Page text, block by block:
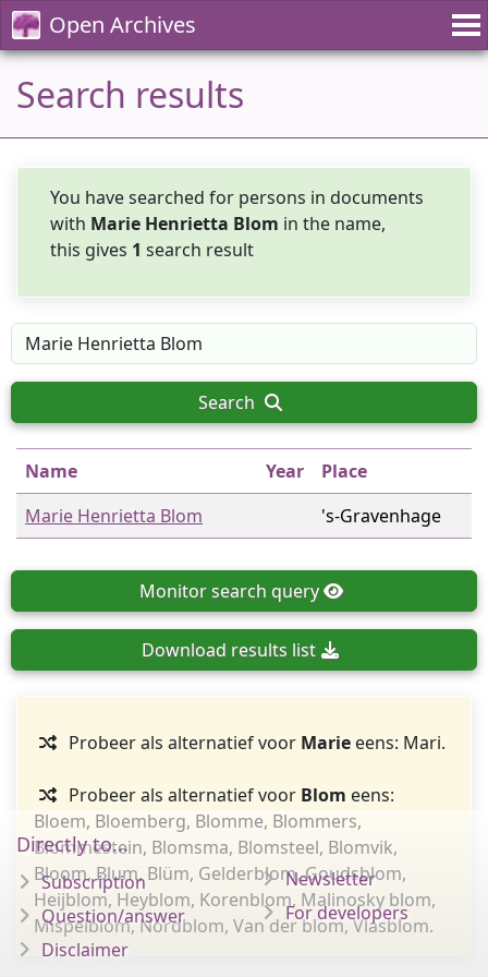
Open Archives
Search results
You have searched for persons in documents
with Marie Henrietta Blom in the name,
this gives 1 search result
Search
Name Year
Place
Marie Henrietta Blom
's-Gravenhage
Monitorsearch query
Download results list
Probeer als alternatief voor Marieeens: Mari.
Probeer als alternatief voor Blom eens:
Bloem, Bloemberg, Blomme, Blommers,
Blommestein, Blomsma, Blomsteel, Blomvik,
Bloom, Blum, Blüm, Gelderblom, Goudsblom,
Heijblom, Heyblom, Korenblom, Malinosky blom,
Mispelblom, Nordblom, Van der blom, Vlasblom.
Directly to...
Subscription
Question/answer
Disclaimer
Newsletter
For developers